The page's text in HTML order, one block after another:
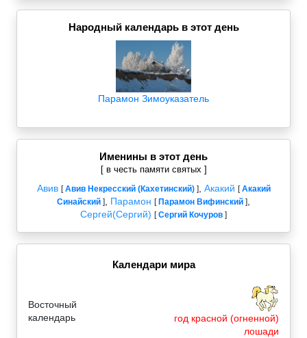
Народный календарь в этот день
Парамон Зимоуказатель
Именины в этот день
[ в честь памяти святых ]
Авив [Авив Некресский (Кахетинский)], Акакий [Акакий
Синайский ] Парамон [ Парамон Вифинский ]
Сергей(Сергий) [Сергий Кочуров ]
Календари мира
Восточный
календарь
год красной (огненной)
лошади